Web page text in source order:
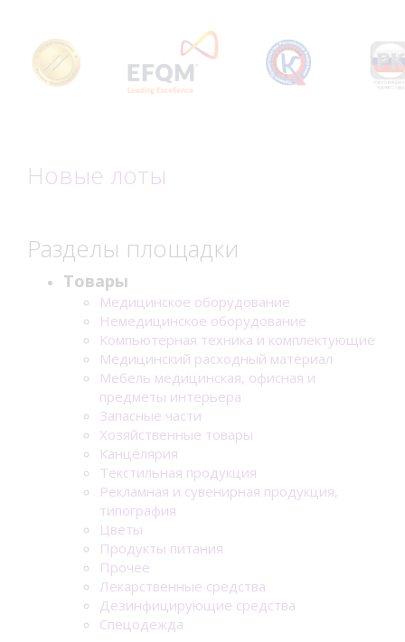
Новые лоты
Разделы площадки
Товары
Медицинское оборудование
Немедицинское оборудование
Компьютерная техника и комплектующие
Медицинский расходный материал
Мебель медицинская, офисная и
предметы интерьера
Запасные части
Хозяйственные товары
Канцелярия
Текстильная продукция
Рекламная и сувенирная продукция,
типография
Цветы
Продукты питания
Прочее
Лекарственные средства
Дезинфицирующие средства
Спецодежда